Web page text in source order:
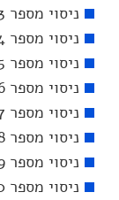
ניסוי מספר 3 – "אבקות לבנות"
ניסוי מספר 4 – חומרים בשקית
ניסוי מספר 5 – חימום חומרים
ניסוי מספר 6 – משקעים
ניסוי מספר 7 – הצימוקים
ניסוי מספר 8 – הברזל בזבל I
ניסוי מספר 9 – נוסחת הידרט I
ניסוי מספר 10 – צבעי שקיעה